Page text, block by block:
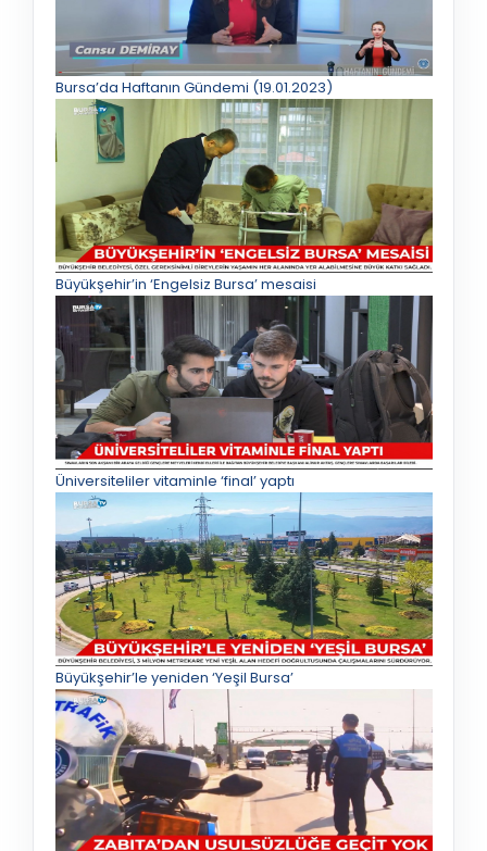
Bursa’da Haftanın Gündemi (19.01.2023)
Büyükşehir’in ‘Engelsiz Bursa’ mesaisi
Üniversiteliler vitaminle ‘final’ yaptı
Büyükşehir’le yeniden ‘Yeşil Bursa’